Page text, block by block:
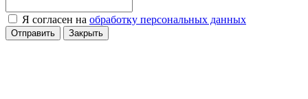
Я согласен на обработку персональных данных
Отправить Закрыть